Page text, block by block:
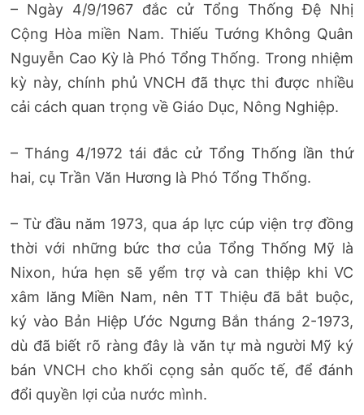
– Ngày 4/9/1967 đắc cử Tổng Thống Đệ Nhị
Cộng Hòa miền Nam. Thiếu Tướng Không Quân
Nguyễn Cao Kỳ là Phó Tổng Thống. Trong nhiệm
kỳ này, chính phủ VNCH đã thực thi được nhiều
cải cách quan trọng về Giáo Dục, Nông Nghiệp.
– Tháng 4/1972 tái đắc cử Tổng Thống lần thứ
hai, cụ Trần Văn Hương là Phó Tổng Thống.
– Từ đầu năm 1973, qua áp lực cúp viện trợ đồng
thời với những bức thơ của Tổng Thống Mỹ là
Nixon, hứa hẹn sẽ yểm trợ và can thiệp khi VC
xâm lăng Miền Nam, nên TT Thiệu đã bắt buộc,
ký vào Bản Hiệp Ước Ngưng Bắn tháng 2-1973,
dù đã biết rõ ràng đây là văn tự mà người Mỹ ký
bán VNCH cho khối cọng sản quốc tế, để đánh
đổi quyền lợi của nước mình.